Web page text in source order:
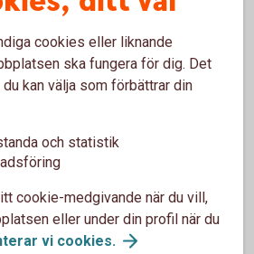
bedrägeri
en ny typ av bedrägeri där
falsk bekräftelsevy vid
är att skaffa Swish
cookies eller liknande
ska fungera för dig. Det
kan välja som förbättrar din
och statistik
cookie-medgivande när du vill,
eller under din profil när du
vi cookies.